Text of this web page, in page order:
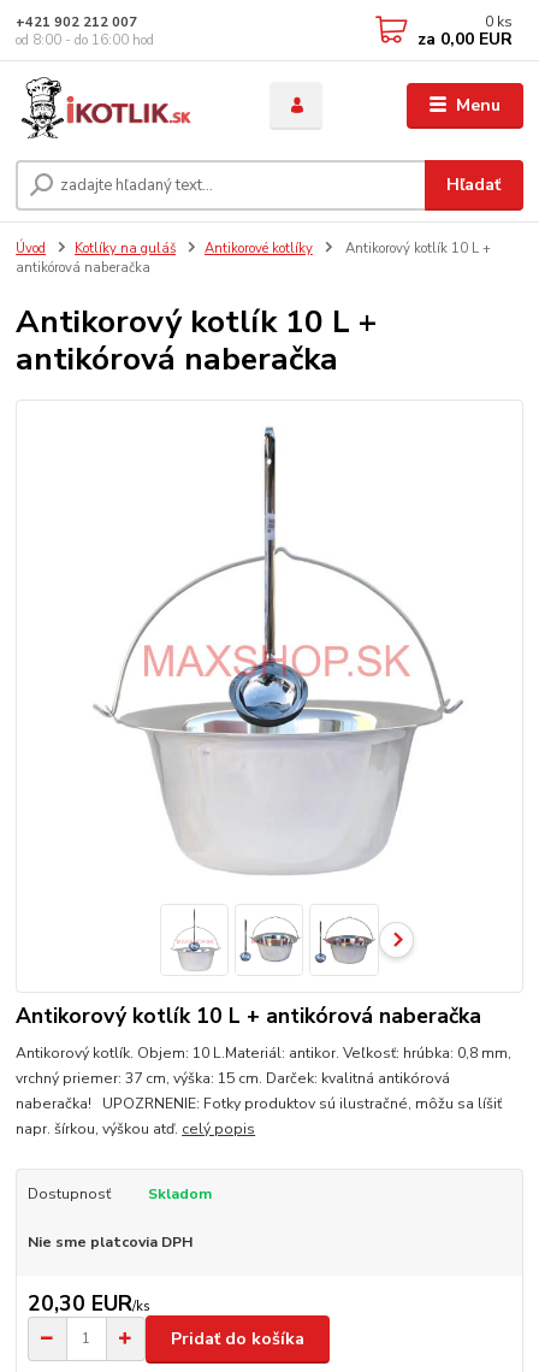
Menu
Hľadať
+421 902 212 007
od 8:00 - do 16:00 hod
0 ks
za 0,00 EUR
Úvod Kotlíky na guláš Antikorové kotlíky
Antikorový kotlík 10 L +
antikórová naberačka
Antikorový kotlík 10 L +
antikórová naberačka
Antikorový kotlík 10 L + antikórová naberačka
Antikorový kotlík. Objem: 10 L.Materiál: antikor. Veľkosť: hrúbka: 0,8 mm,
vrchný priemer: 37 cm, výška: 15 cm. Darček: kvalitná antikórová
naberačka! UPOZRNENIE: Fotky produktov sú ilustračné, môžu sa líšiť
napr. šírkou, výškou atď. celý popis
Dostupnosť Skladom
Nie sme platcovia DPH
20,30 EUR/ks
Pridať do košíka